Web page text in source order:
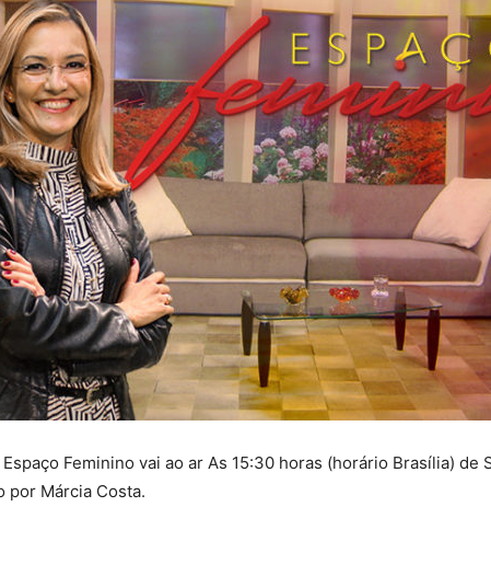
Feminino vai ao ar As 15:30 horas (horário Brasília) de
por Márcia Costa.